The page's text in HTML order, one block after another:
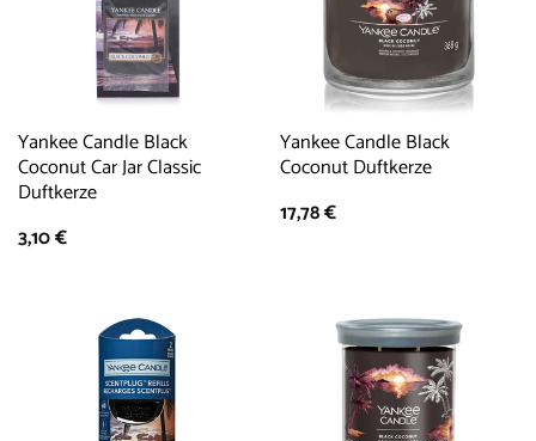
Yankee Candle Black
Coconut Car Jar Classic
Duftkerze
3,10€
Yankee Candle Black
Coconut Duftkerze
17,78€